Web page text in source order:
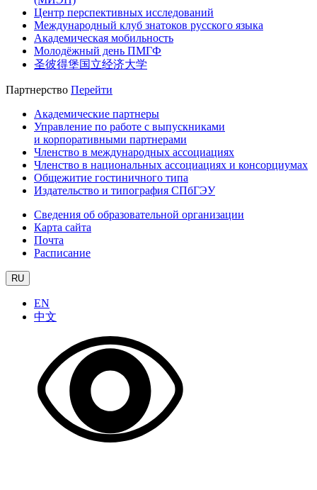
Центр перспективных исследований
Международный клуб знатоков русского языка
Академическая мобильность
Молодёжный день ПМГФ
圣彼得堡国立经济大学
Партнерство Перейти
Академические партнеры
Управление по работе с выпускниками
и корпоративными партнерами
Членство в международных ассоциациях
Членство в национальных ассоциациях и консорциумах
Общежитие гостиничного типа
Издательство и типография СПбГЭУ
Сведения об образовательной организации
Карта сайта
Почта
Расписание
RU
EN
中文